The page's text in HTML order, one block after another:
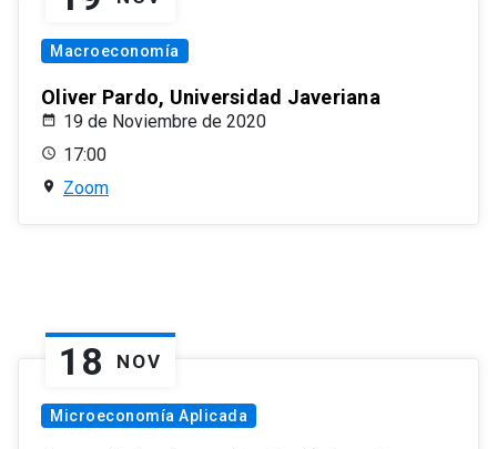
Macroeconomía
Oliver Pardo, Universidad Javeriana
19 de Noviembre de 2020
17:00
Zoom
18 NOV
Microeconomía Aplicada